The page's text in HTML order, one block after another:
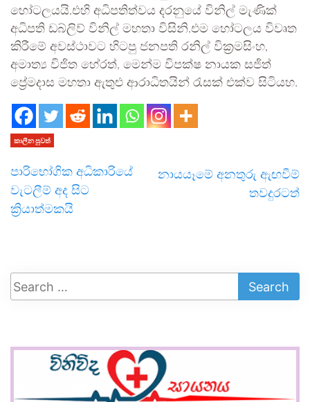
හෝටලයයි.එහි අධිපතිත්වය දරනුයේ විනිල් මැණික්
අධිපති ඩබ්ලිව් විනිල් මහතා විසිනි.එම හෝටලය විවෘත
කිරීමේ අවස්ථාවට හිටපු ජනපති රනිල් වික්‍රමසිංහ,
අමාත්‍ය විජිත හේරත්, මෙන්ම විපක්ෂ නායක සජිත්
ප්‍රේමදාස මහතා ඇතුළු ආරාධිතයින් රැසක් එක්ව සිටියහ.
කාලීන පුවත්
පාරිභෝගික අධිකාරියේ
වැටලීම් අද සිට
ක්‍රියාත්මකයි
නායයෑමේ අනතුරු ඇඟවීම්
තවදුරටත්